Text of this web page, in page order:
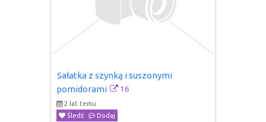
Sałatka z szynką i suszonymi
pomidorami
16
2 lat temu
Śledź
Dodaj